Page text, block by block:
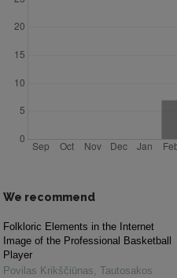
We recommend
Folkloric Elements in the Internet
Image of the Professional Basketball
Player
Povilas Krikščiūnas, Tautosakos